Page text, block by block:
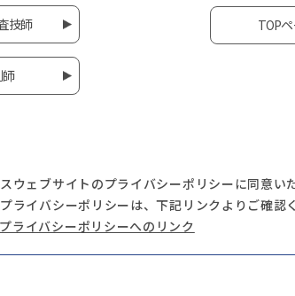
技師 TOP
ェブサイトのプライバシーポリシーに同意い
イバシーポリシーは、下記リンクよりご確認
ライバシーポリシーへのリンク